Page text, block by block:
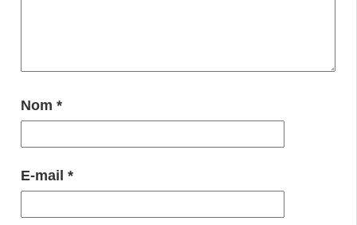
Nom *
E-mail *